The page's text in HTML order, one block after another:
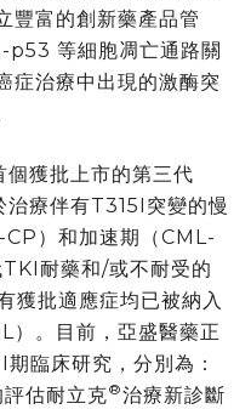
豐富的創新藥產品管
等細胞凋亡通路關
症治療中出現的激酶突
個獲批上市的第三代
療伴有T315I突變的慢
）和加速期（CML-
耐藥和/或不耐受的
獲批適應症均已被納入
）。目前，亞盛醫藥正
臨床研究，分別為：
估耐立克®治療新診斷